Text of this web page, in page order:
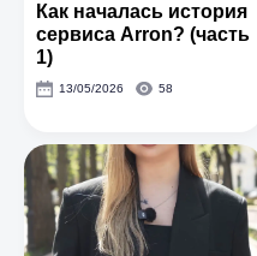
Как началась история
сервиса Arron? (часть
1)
13/05/2026 58